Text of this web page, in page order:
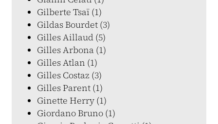
Gilberte Tsaï (1)
Gildas Bourdet (3)
Gilles Aillaud (5)
Gilles Arbona (1)
Gilles Atlan (1)
Gilles Costaz (3)
Gilles Parent (1)
Ginette Herry (1)
Giordano Bruno (1)